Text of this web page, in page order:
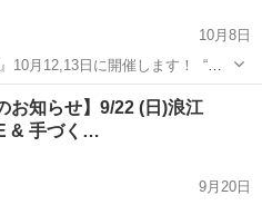
10月8日
月12,13日に開催します！ ￼ “道
FESTA』 ガーデンプレイ
会 道の駅
お知らせ】9/22 (日)浪江
& 手づく…
9月20日